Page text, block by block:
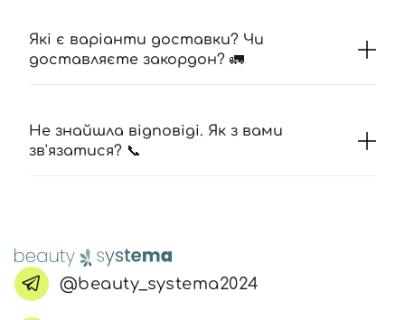
Які є варіанти доставки? Чи
доставляєте закордон? 🚛
Не знайшла відповіді. Як з вами
зв'язатися? 📞
@beauty_systema2024